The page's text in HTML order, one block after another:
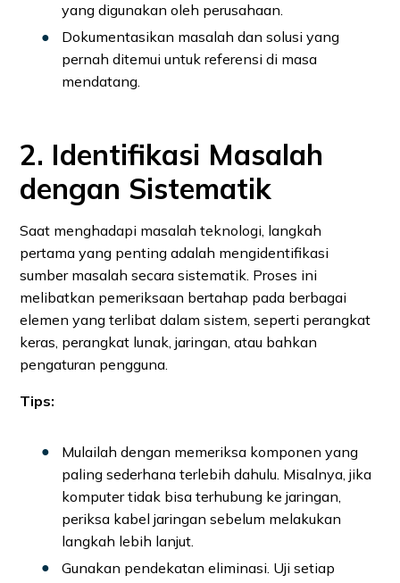
yang digunakan oleh perusahaan.
Dokumentasikan masalah dan solusi yang
pernah ditemui untuk referensi di masa
mendatang.
2. Identifikasi Masalah
dengan Sistematik
Saat menghadapi masalah teknologi, langkah
pertama yang penting adalah mengidentifikasi
sumber masalah secara sistematik. Proses ini
melibatkan pemeriksaan bertahap pada berbagai
elemen yang terlibat dalam sistem, seperti perangkat
keras, perangkat lunak, jaringan, atau bahkan
pengaturan pengguna.
Tips:
Mulailah dengan memeriksa komponen yang
paling sederhana terlebih dahulu. Misalnya, jika
komputer tidak bisa terhubung ke jaringan,
periksa kabel jaringan sebelum melakukan
langkah lebih lanjut.
Gunakan pendekatan eliminasi. Uji setiap